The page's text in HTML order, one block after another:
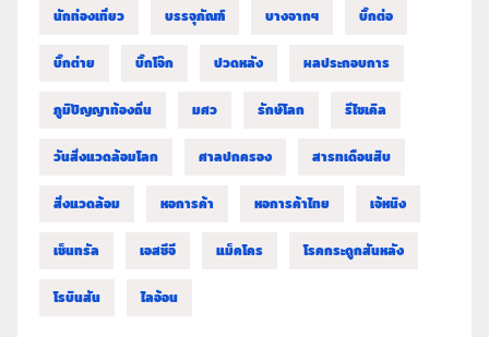
นักท่องเที่ยว บรรจุภัณฑ์ บางจากฯ บิ๊กต่อ
บิ๊กต่าย บิ๊กโจ๊ก ปวดหลัง ผลประกอบการ
ภูมิปัญญาท้องถิ่น มศว รักษ์โลก รีไซเคิล
วันสิ่งแวดล้อมโลก ศาลปกครอง สารทเดือนสิบ
สิ่งแวดล้อม หอการค้า หอการค้าไทย เจ้หนิง
เซ็นทรัล เอสซีจี แม็คโคร โรคกระดูกสันหลัง
โรบินสัน ไลอ้อน